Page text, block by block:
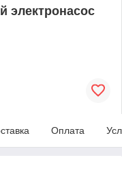
электронасос
Оплата